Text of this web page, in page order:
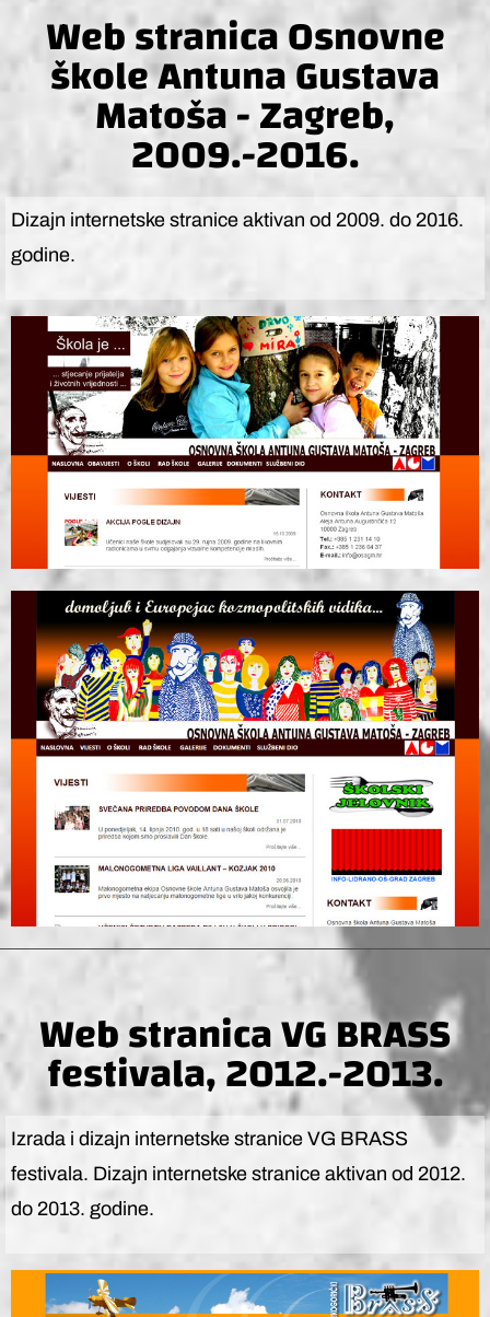
Web stranica Osnovne
škole Antuna Gustava
Matoša - Zagreb,
2009.-2016.
Dizajn internetske stranice aktivan od 2009. do 2016.
godine.
Web stranica VG BRASS
festivala, 2012.-2013.
Izrada i dizajn internetske stranice VG BRASS
festivala. Dizajn internetske stranice aktivan od 2012.
do 2013. godine.